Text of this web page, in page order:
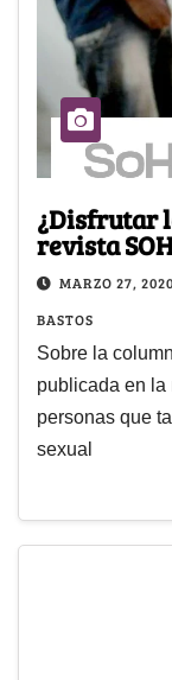
¿Disfrutar
revista
MARZO 27, 2020
BASTOS
Sobre la
publicada en la
personas que
sexual